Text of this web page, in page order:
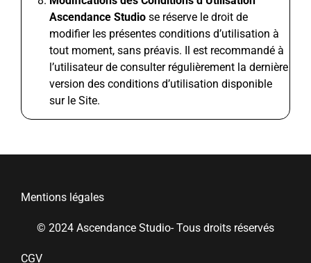
Ascendance Studio se réserve le droit de
modifier les présentes conditions d’utilisation à
tout moment, sans préavis. Il est recommandé à
l’utilisateur de consulter régulièrement la dernière
version des conditions d’utilisation disponible
sur le Site.
Mentions légales
© 2024 Ascendance Studio- Tous droits réservés
CGV